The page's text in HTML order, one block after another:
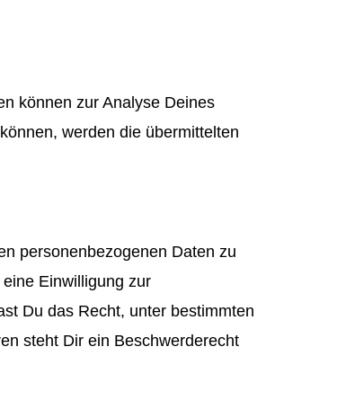
können zur Analyse Deines
werden die übermittelten
personenbezogenen Daten zu
Einwilligung zur
Du das Recht, unter bestimmten
steht Dir ein Beschwerderecht